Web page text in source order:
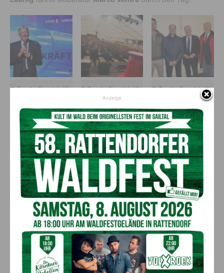
8. Tag der Einsatzkräfte
Ansprache.. (c) alle
Bilder LPD
Kärnten/Wajand
8. Tag der Einsatzkräfte
in Millstatt. Am Bild: LH
Ansprache.
8. Tag der Einsatzkräfte
in Millstatt. Am Bild: LH
Einsatzkräften und einer
während eines Notfalls
geretteten Person (2.
v.li.).
8. Tag der Einsatzkräfte
in Millstatt. Am Bild: LH
Peter Kaiser mit
Einsatzkräften.
8. Tag der Einsatzkräfte
in Millstatt. Am Bild: LH
Peter Kaiser mit
Michaela Kohlweiß
(Polizei) und dem Leiter
8. Tag der Einsatzkräfte
in Millstatt. Am Bild: LH
Peter Kaiser mit
Musiklegende Huby
Mayer.
Anzeige